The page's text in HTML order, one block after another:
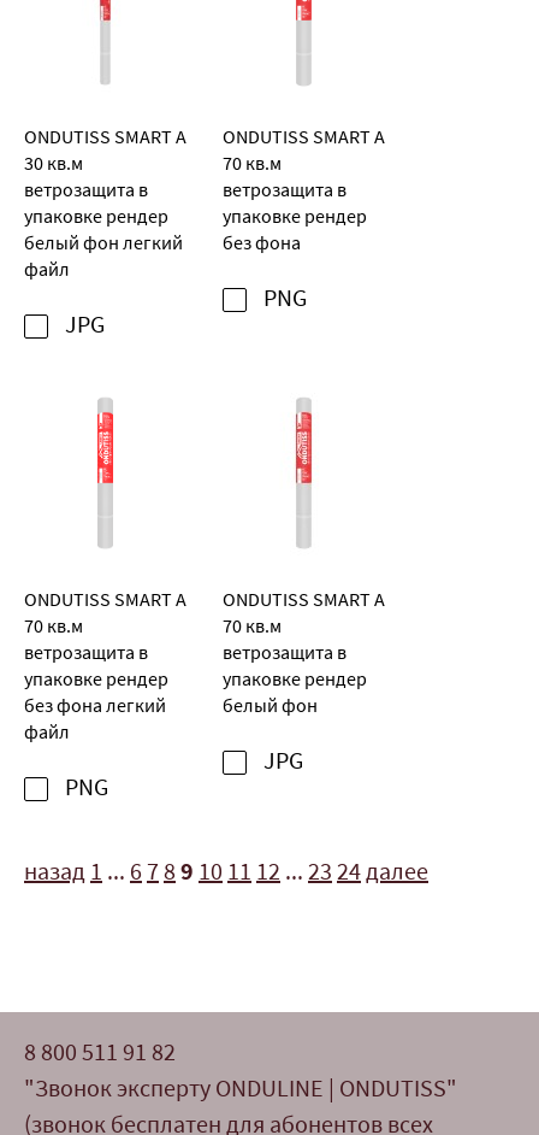
ONDUTISS SMART A
30 кв.м
ветрозащита в
упаковке рендер
белый фон легкий
файл
JPG
ONDUTISS SMART A
70 кв.м
ветрозащита в
упаковке рендер
без фона
PNG
ONDUTISS SMART A
70 кв.м
ветрозащита в
упаковке рендер
без фона легкий
файл
PNG
ONDUTISS SMART A
70 кв.м
ветрозащита в
упаковке рендер
белый фон
JPG
назад 1 ... 6 7 8 9 10 11 12 ... 23 24 далее
8 800 511 91 82
"Звонок эксперту ONDULINE | ONDUTISS"
(звонок бесплатен для абонентов всех